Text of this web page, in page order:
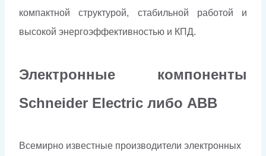
компактной структурой, стабильной работой и
высокой энергоэффективностью и КПД.
Электронные компоненты
Schneider Electriс либо ABB
Всемирно известные производители электронных